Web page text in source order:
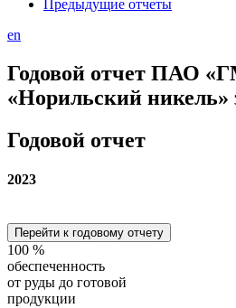
Предыдущие отчеты
en
Годовой отчет ПАО
«Норильский никель»
Годовой отчет
2023
Перейти к годовому отчету
100 %
обеспеченность
от руды до готовой
продукции